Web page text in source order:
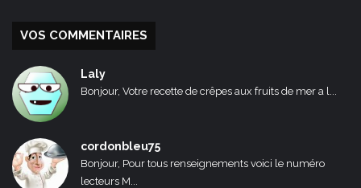
VOS COMMENTAIRES
Laly
Bonjour, Votre recette de crêpes aux fruits de mer a l...
cordonbleu75
Bonjour, Pour tous renseignements voici le numéro
lecteurs M...